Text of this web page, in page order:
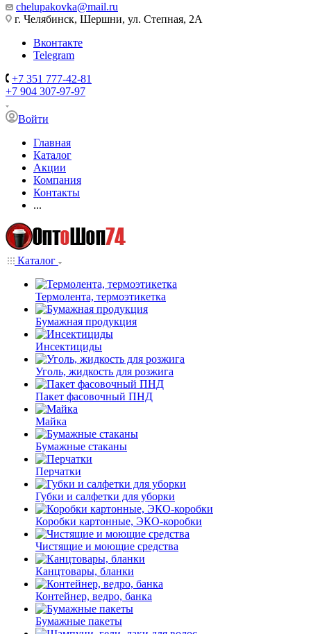
chelupakovka@mail.ru
г. Челябинск, Шершни, ул. Степная, 2А
Вконтакте
Telegram
+7 351 777-42-81
+7 904 307-97-97
Войти
Главная
Каталог
Акции
Компания
Контакты
...
Каталог
Термолента, термоэтикетка
Бумажная продукция
Инсектициды
Уголь, жидкость для розжига
Пакет фасовочный ПНД
Майка
Бумажные стаканы
Перчатки
Губки и салфетки для уборки
Коробки картонные, ЭКО-коробки
Чистящие и моющие средства
Канцтовары, бланки
Контейнер, ведро, банка
Бумажные пакеты